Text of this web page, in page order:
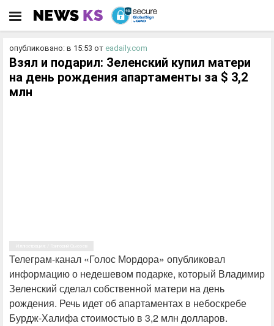
опубликовано: в 15:53 от eadaily.com
Взял и подарил: Зеленский купил матери
на день рождения апартаменты за $ 3,2
млн
Телеграм-канал «Голос Мордора» опубликовал
информацию о недешевом подарке, который Владимир
Зеленский сделал собственной матери на день
рождения. Речь идет об апартаментах в небоскребе
Бурдж-Халифа стоимостью в 3,2 млн долларов.